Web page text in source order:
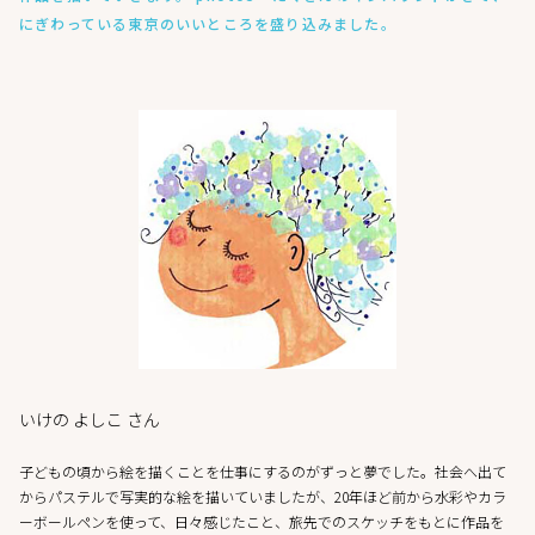
にぎわっている東京のいいところを盛り込みました。
いけの よしこ さん
子どもの頃から絵を描くことを仕事にするのがずっと夢でした。社会へ出て
からパステルで写実的な絵を描いていましたが、20年ほど前から水彩やカラ
ーボールペンを使って、日々感じたこと、旅先でのスケッチをもとに作品を